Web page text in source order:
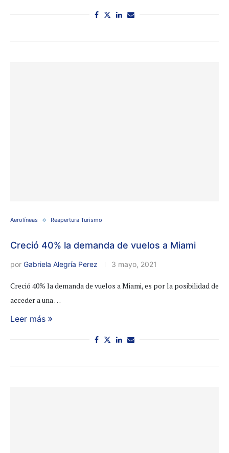
Aerolíneas Reapertura Turismo
Creció 40% la demanda de vuelos a Miami
por Gabriela Alegría Perez 3 mayo, 2021
Creció 40% la demanda de vuelos a Miami, es por la posibilidad de
acceder a una …
Leer más